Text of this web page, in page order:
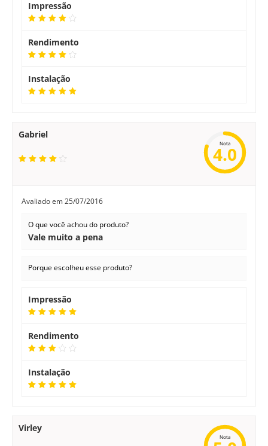
Impressão
Rendimento
Instalação
Gabriel
Nota
4.0
Avaliado em25/07/2016
O que você achou do produto?
Vale muito a pena
Porque escolheu esse produto?
Impressão
Rendimento
Instalação
Virley
Nota